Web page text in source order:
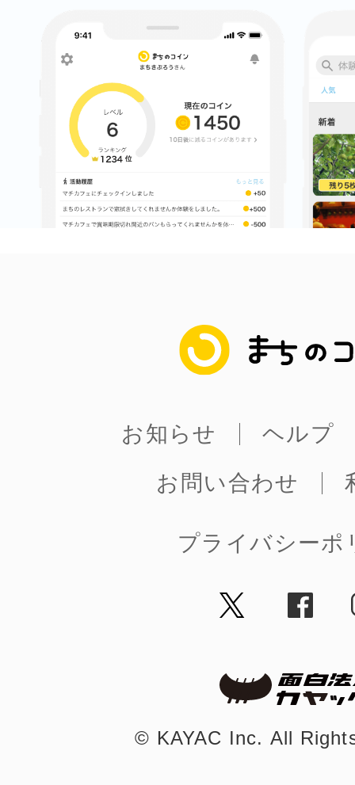
まちのコイン
お知らせ
ヘルプ
お問い合わせ
プライバシーポ
©︎ KAYAC Inc. All
まちのコイン
お知らせ
ヘルプ
お問い合わせ
©︎ KAYAC Inc. All